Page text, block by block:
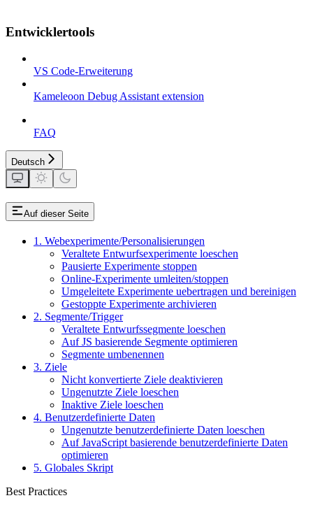
Entwicklertools
VS Code-Erweiterung
Kameleoon Debug Assistant extension
FAQ
Deutsch
Auf dieser Seite
1. Webexperimente/Personalisierungen
Veraltete Entwurfsexperimente loeschen
Pausierte Experimente stoppen
Online-Experimente umleiten/stoppen
Umgeleitete Experimente uebertragen und bereinigen
Gestoppte Experimente archivieren
2. Segmente/Trigger
Veraltete Entwurfssegmente loeschen
Auf JS basierende Segmente optimieren
Segmente umbenennen
3. Ziele
Nicht konvertierte Ziele deaktivieren
Ungenutzte Ziele loeschen
Inaktive Ziele loeschen
4. Benutzerdefinierte Daten
Ungenutzte benutzerdefinierte Daten loeschen
Auf JavaScript basierende benutzerdefinierte Daten
optimieren
5. Globales Skript
Best Practices